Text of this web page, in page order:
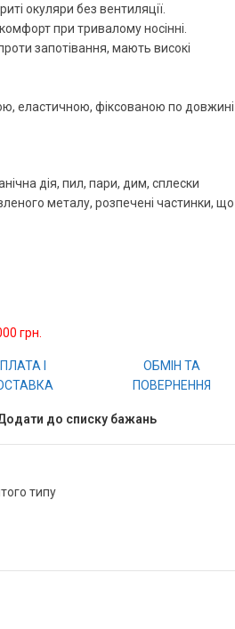
окуляри без вентиляції.
при тривалому носінні.
запотівання, мають високі
еластичною, фіксованою по довжині
дія, пил, пари, дим, сплески
металу, розпечені частинки, що
грн.
І
ОБМІН ТА
ПОВЕРНЕННЯ
до списку бажань
типу